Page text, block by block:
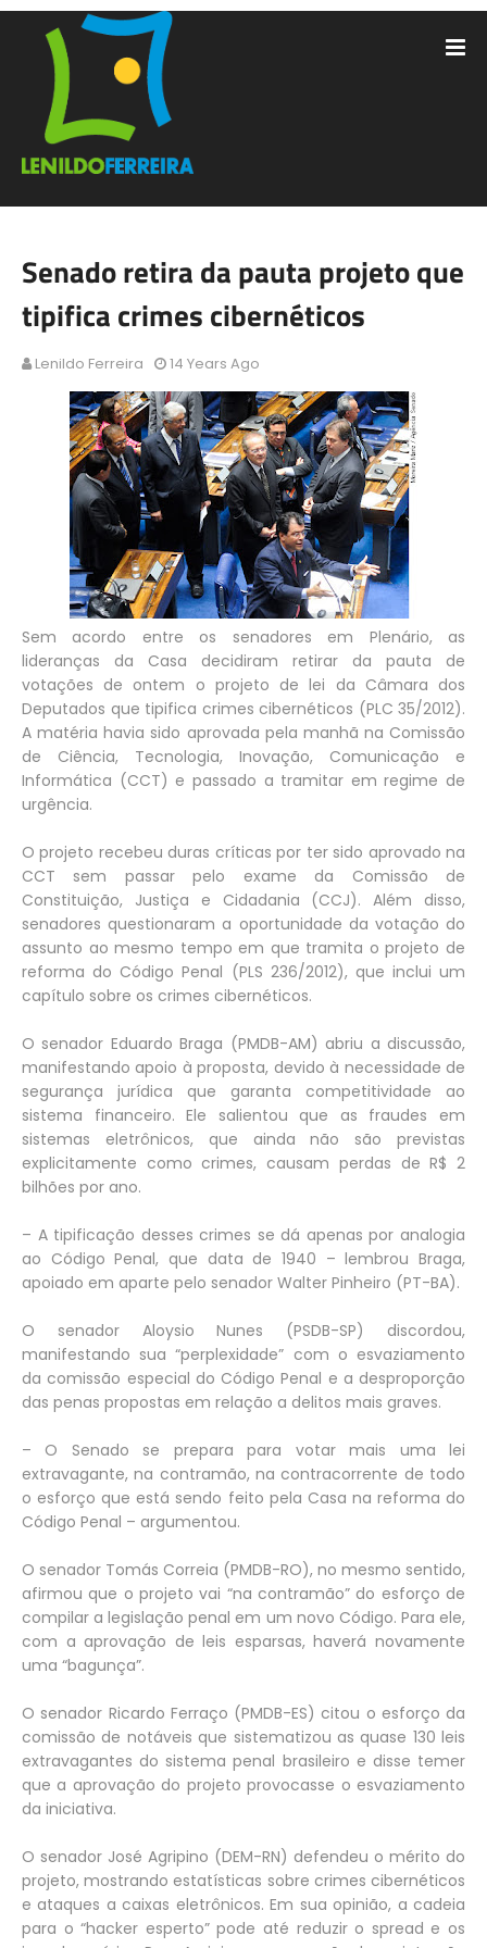
Senado retira da pauta projeto que
tipifica crimes cibernéticos
Lenildo Ferreira 14 Years Ago
Sem acordo entre os senadores em Plenário, as
lideranças da Casa decidiram retirar da pauta de
votações de ontem o projeto de lei da Câmara dos
Deputados que tipifica crimes cibernéticos (PLC 35/2012).
A matéria havia sido aprovada pela manhã na Comissão
de Ciência, Tecnologia, Inovação, Comunicação e
Informática (CCT) e passado a tramitar em regime de
urgência.
O projeto recebeu duras críticas por ter sido aprovado na
CCT sem passar pelo exame da Comissão de
Constituição, Justiça e Cidadania (CCJ). Além disso,
senadores questionaram a oportunidade da votação do
assunto ao mesmo tempo em que tramita o projeto de
reforma do Código Penal (PLS 236/2012), que inclui um
capítulo sobre os crimes cibernéticos.
O senador Eduardo Braga (PMDB-AM) abriu a discussão,
manifestando apoio à proposta, devido à necessidade de
segurança jurídica que garanta competitividade ao
sistema financeiro. Ele salientou que as fraudes em
sistemas eletrônicos, que ainda não são previstas
explicitamente como crimes, causam perdas de R$ 2
bilhões por ano.
– A tipificação desses crimes se dá apenas por analogia
ao Código Penal, que data de 1940 – lembrou Braga,
apoiado em aparte pelo senador Walter Pinheiro (PT-BA).
O senador Aloysio Nunes (PSDB-SP) discordou,
manifestando sua “perplexidade” com o esvaziamento
da comissão especial do Código Penal e a desproporção
das penas propostas em relação a delitos mais graves.
– O Senado se prepara para votar mais uma lei
extravagante, na contramão, na contracorrente de todo
o esforço que está sendo feito pela Casa na reforma do
Código Penal – argumentou.
O senador Tomás Correia (PMDB-RO), no mesmo sentido,
afirmou que o projeto vai “na contramão” do esforço de
compilar a legislação penal em um novo Código. Para ele,
com a aprovação de leis esparsas, haverá novamente
uma “bagunça”.
O senador Ricardo Ferraço (PMDB-ES) citou o esforço da
comissão de notáveis que sistematizou as quase 130 leis
extravagantes do sistema penal brasileiro e disse temer
que a aprovação do projeto provocasse o esvaziamento
da iniciativa.
O senador José Agripino (DEM-RN) defendeu o mérito do
projeto, mostrando estatísticas sobre crimes cibernéticos
e ataques a caixas eletrônicos. Em sua opinião, a cadeia
para o “hacker esperto” pode até reduzir o spread e os